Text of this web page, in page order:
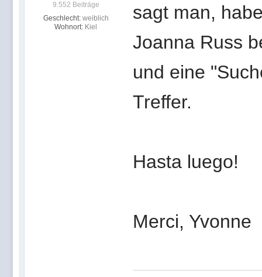
9.552 Beiträge
Geschlecht: weiblich
Wohnort: Kiel
sagt man,
Joanna Russ
und eine
Treffer.
Hasta luego!
Merci, Yvonne